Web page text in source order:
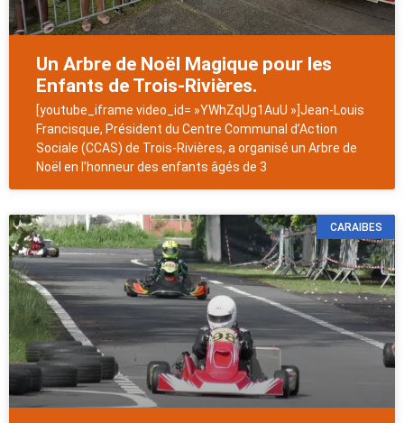
Un Arbre de Noël Magique pour les
Enfants de Trois-Rivières.
[youtube_iframe video_id= »YWhZqUg1AuU »]Jean-Louis
Francisque, Président du Centre Communal d’Action
Sociale (CCAS) de Trois-Rivières, a organisé un Arbre de
Noël en l’honneur des enfants âgés de 3
CARAIBES